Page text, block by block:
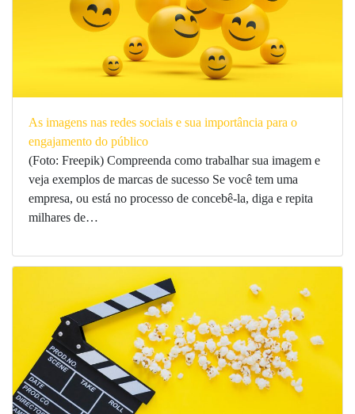
As imagens nas redes sociais e sua importância para o
engajamento do público
(Foto: Freepik) Compreenda como trabalhar sua imagem e
veja exemplos de marcas de sucesso Se você tem uma
empresa, ou está no processo de concebê-la, diga e repita
milhares de…